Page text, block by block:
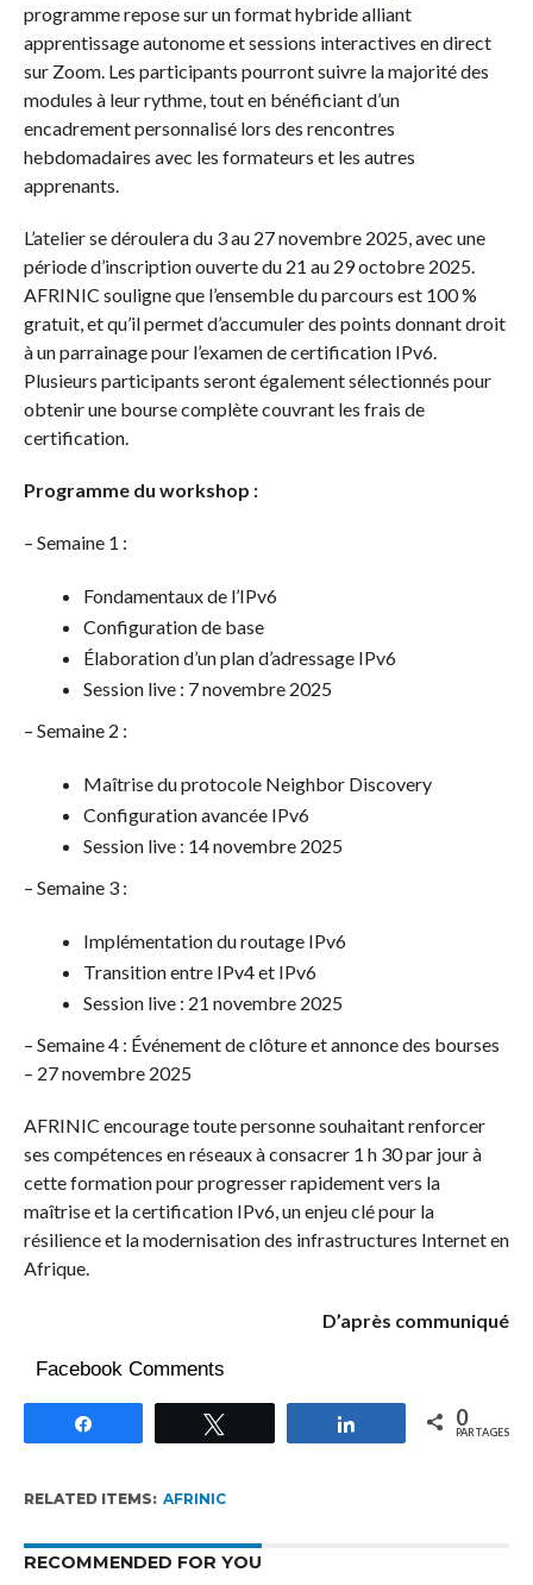
programme repose sur un format hybride alliant
apprentissage autonome et sessions interactives en direct
sur Zoom. Les participants pourront suivre la majorité des
modules à leur rythme, tout en bénéficiant d’un
encadrement personnalisé lors des rencontres
hebdomadaires avec les formateurs et les autres
apprenants.
L’atelier se déroulera du 3 au 27 novembre 2025, avec une
période d’inscription ouverte du 21 au 29 octobre 2025.
AFRINIC souligne que l’ensemble du parcours est 100 %
gratuit, et qu’il permet d’accumuler des points donnant droit
à un parrainage pour l’examen de certification IPv6.
Plusieurs participants seront également sélectionnés pour
obtenir une bourse complète couvrant les frais de
certification.
Programme du workshop :
– Semaine 1 :
Fondamentaux de l’IPv6
Configuration de base
Élaboration d’un plan d’adressage IPv6
Session live : 7 novembre 2025
– Semaine 2 :
Maîtrise du protocole Neighbor Discovery
Configuration avancée IPv6
Session live : 14 novembre 2025
– Semaine 3 :
Implémentation du routage IPv6
Transition entre IPv4 et IPv6
Session live : 21 novembre 2025
– Semaine 4 : Événement de clôture et annonce des bourses
– 27 novembre 2025
AFRINIC encourage toute personne souhaitant renforcer
ses compétences en réseaux à consacrer 1 h 30 par jour à
cette formation pour progresser rapidement vers la
maîtrise et la certification IPv6, un enjeu clé pour la
résilience et la modernisation des infrastructures Internet en
Afrique.
D’après communiqué
Facebook Comments
Partagez 0
PARTAGES
RELATED ITEMS: AFRINIC
RECOMMENDED FOR YOU